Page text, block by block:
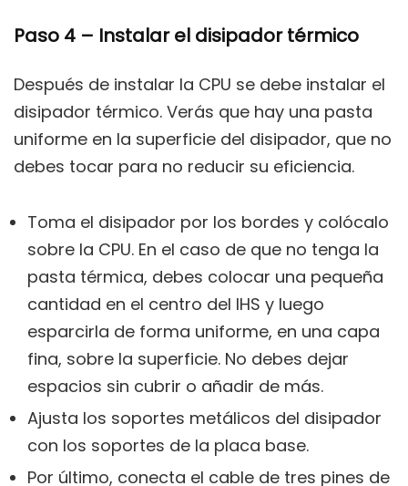
Paso 4 – Instalar el disipador térmico
Después de instalar la CPU se debe instalar el
disipador térmico. Verás que hay una pasta
uniforme en la superficie del disipador, que no
debes tocar para no reducir su eficiencia.
Toma el disipador por los bordes y colócalo
sobre la CPU. En el caso de que no tenga la
pasta térmica, debes colocar una pequeña
cantidad en el centro del IHS y luego
esparcirla de forma uniforme, en una capa
fina, sobre la superficie. No debes dejar
espacios sin cubrir o añadir de más.
Ajusta los soportes metálicos del disipador
con los soportes de la placa base.
Por último, conecta el cable de tres pines de